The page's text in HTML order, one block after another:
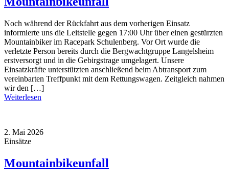
Noch während der Rückfahrt aus dem vorherigen Einsatz
informierte uns die Leitstelle gegen 17:00 Uhr über einen gestürzten
Mountainbiker im Racepark Schulenberg. Vor Ort wurde die
verletzte Person bereits durch die Bergwachtgruppe Langelsheim
erstversorgt und in die Gebirgstrage umgelagert. Unsere
Einsatzkräfte unterstützten anschließend beim Abtransport zum
vereinbarten Treffpunkt mit dem Rettungswagen. Zeitgleich nahmen
wir den […]
Weiterlesen
2. Mai 2026
Einsätze
Mountainbikeunfall